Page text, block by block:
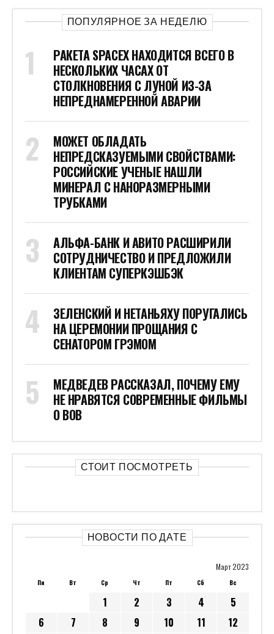
ПОПУЛЯРНОЕ ЗА НЕДЕЛЮ
РАКЕТА SPACEX НАХОДИТСЯ ВСЕГО В
НЕСКОЛЬКИХ ЧАСАХ ОТ
СТОЛКНОВЕНИЯ С ЛУНОЙ ИЗ-ЗА
НЕПРЕДНАМЕРЕННОЙ АВАРИИ
МОЖЕТ ОБЛАДАТЬ
НЕПРЕДСКАЗУЕМЫМИ СВОЙСТВАМИ:
РОССИЙСКИЕ УЧЕНЫЕ НАШЛИ
МИНЕРАЛ С НАНОРАЗМЕРНЫМИ
ТРУБКАМИ
АЛЬФА-БАНК И АВИТО РАСШИРИЛИ
СОТРУДНИЧЕСТВО И ПРЕДЛОЖИЛИ
КЛИЕНТАМ СУПЕРКЭШБЭК
ЗЕЛЕНСКИЙ И НЕТАНЬЯХУ ПОРУГАЛИСЬ
НА ЦЕРЕМОНИИ ПРОЩАНИЯ С
СЕНАТОРОМ ГРЭМОМ
МЕДВЕДЕВ РАССКАЗАЛ, ПОЧЕМУ ЕМУ
НЕ НРАВЯТСЯ СОВРЕМЕННЫЕ ФИЛЬМЫ
О ВОВ
СТОИТ ПОСМОТРЕТЬ
НОВОСТИ ПО ДАТЕ
Март 2023
Пн Вт Ср Чт Пт Сб Вс
1 2 3 4
5
6
7 8 9 10 11
12